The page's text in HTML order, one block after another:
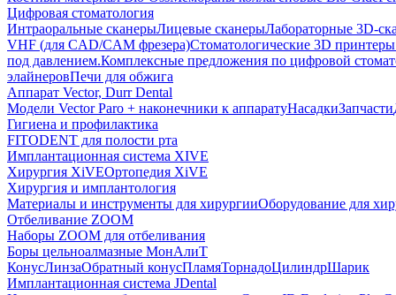
Цифровая стоматология
Интраоральные сканерыЛицевые сканерыЛабораторные 3D-
VHF (для CAD/CAM фрезера)Стоматологические 3D
под давлением.Комплексные предложения по цифровой
элайнеровПечи для обжига
Аппарат Vector, Durr Dental
Модели Vector Paro + наконечники к аппаратуНасадкиЗапчасти
Гигиена и профилактика
FITODENT для полости рта
Имплантационная система XIVE
Хирургия XiVEОртопедия XiVE
Хирургия и имплантология
Материалы и инструменты для хирургииОборудование для
Отбеливание ZOOM
Наборы ZOOM для отбеливания
Боры цельноалмазные МонАлиТ
КонусЛинзаОбратный конусПламяТорнадоЦилиндрШарик
Имплантационная система JDental